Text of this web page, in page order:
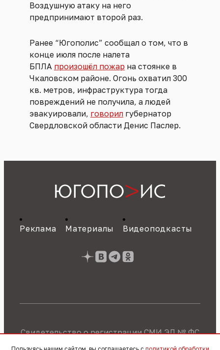
Воздушную атаку на него
предпринимают второй раз.
Ранее “Югополис” сообщал о том, что в
конце июля после налета
БПЛА произошёл пожар на стоянке в
Чкаловском районе. Огонь охватил 300
кв. метров, инфраструктура тогда
повреждений не получила, а людей
эвакуировали, говорил губернатор
Свердловской области Денис Паслер.
Реклама Материалы Видеоподкасты
Свидетельство о регистрации СМИ ЭЛ № ФС